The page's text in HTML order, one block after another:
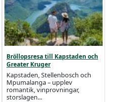
Bröllopsresa till Kapstaden och
Greater Kruger
Kapstaden, Stellenbosch och
Mpumalanga – upplev
romantik, vinprovningar,
storslagen...